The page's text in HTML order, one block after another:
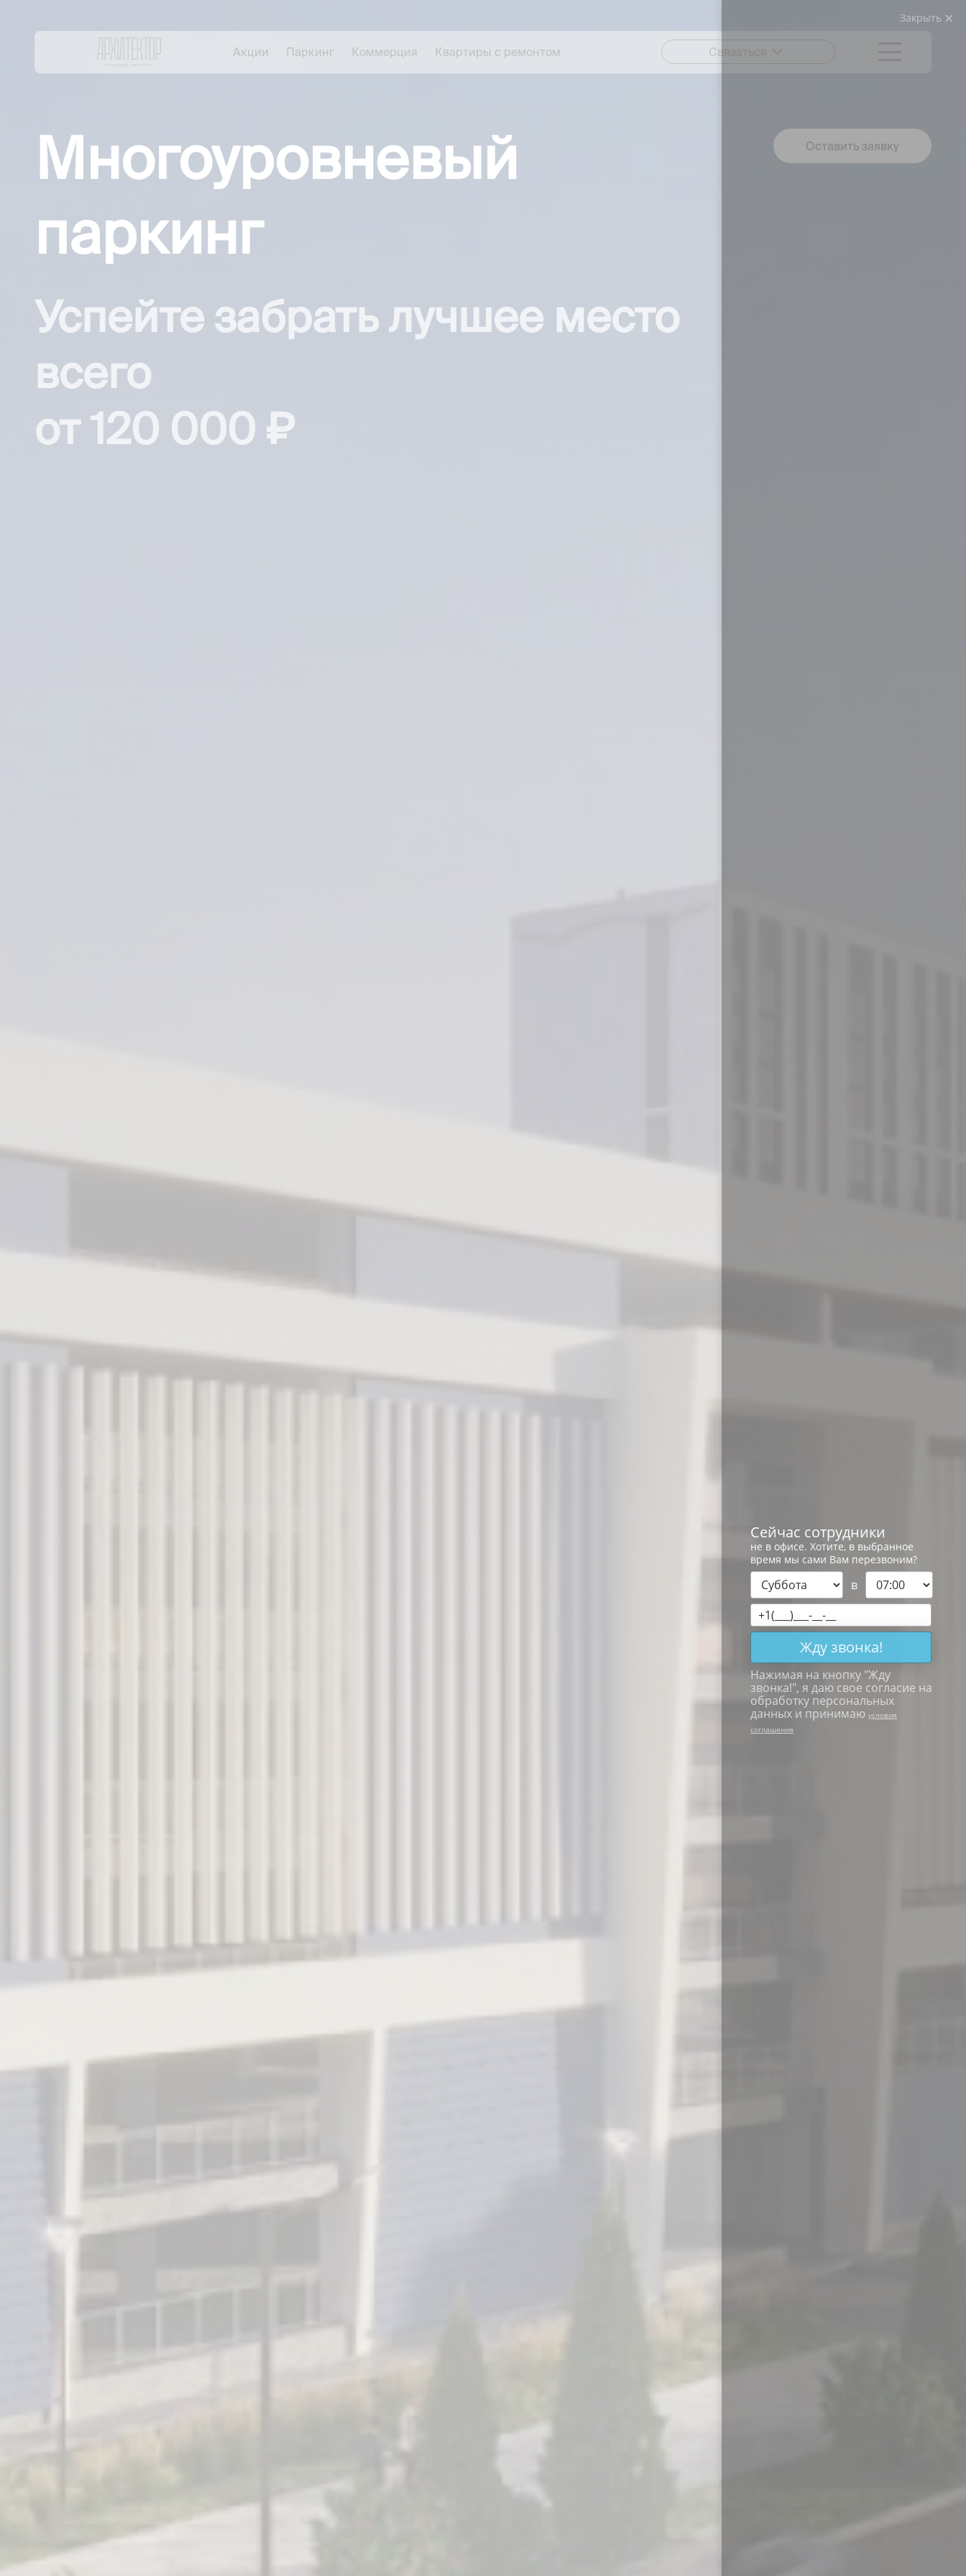
Акции Паркинг Коммерция Квартиры с ремонтом Связаться
Многоуровневый
паркинг
Успейте забрать лучшее место
всего
от 120 000 ₽
Оставить заявку
Закрыть
Сейчас сотрудники
не в офисе. Хотите, в выбранное
время мы сами Вам перезвоним?
в
Жду звонка!
Нажимая на кнопку "Жду
звонка!", я даю свое согласие на
обработку персональных
данных и принимаю условия
соглашения